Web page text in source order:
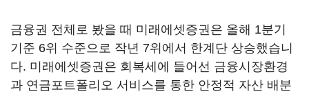
금융권 전체로 봤을 때 미래에셋증권은 올해 1분기
기준 6위 수준으로 작년 7위에서 한계단 상승했습니
다. 미래에셋증권은 회복세에 들어선 금융시장환경
과 연금포트폴리오 서비스를 통한 안정적 자산 배분